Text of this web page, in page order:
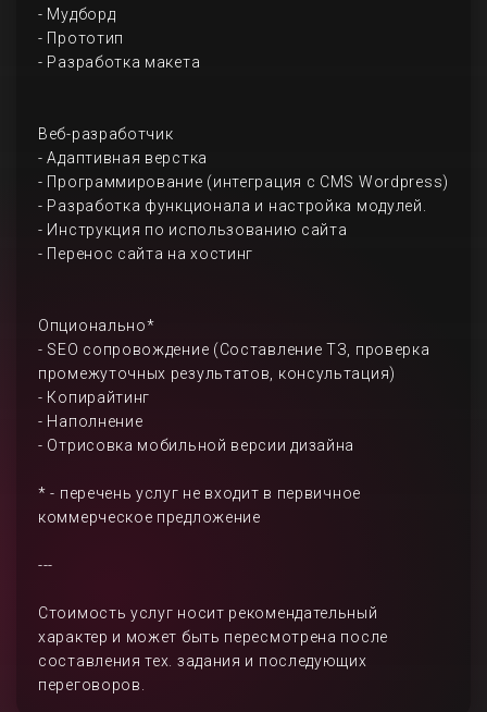
- Мудборд
- Прототип
- Разработка макета
Веб-разработчик
- Адаптивная верстка
- Программирование (интеграция с CMS Wordpress)
- Разработка функционала и настройка модулей.
- Инструкция по использованию сайта
- Перенос сайта на хостинг
Опционально*
- SEO сопровождение (Составление ТЗ, проверка
промежуточных результатов, консультация)
- Копирайтинг
- Наполнение
- Отрисовка мобильной версии дизайна
* - перечень услуг не входит в первичное
коммерческое предложение
---
Стоимость услуг носит рекомендательный
характер и может быть пересмотрена после
составления тех. задания и последующих
переговоров.